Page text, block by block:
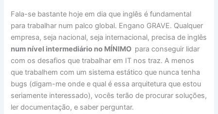
Fala-se bastante hoje em dia que inglês é fundamental
para trabalhar num palco global. Engano GRAVE. Qualquer
empresa, seja nacional, seja internacional, precisa de inglês
num nível intermediário no MÍNIMO para conseguir lidar
com os desafios que trabalhar em IT nos traz. A menos
que trabalhem com um sistema estático que nunca tenha
bugs (digam-me onde e qual é essa arquitetura que estou
seriamente interessado), vocês terão de procurar soluções,
ler documentação, e saber perguntar.